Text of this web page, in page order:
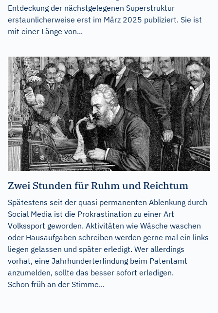
Entdeckung der nächstgelegenen Superstruktur
erstaunlicherweise erst im März 2025 publiziert. Sie ist
mit einer Länge von...
Zwei Stunden für Ruhm und Reichtum
Spätestens seit der quasi permanenten Ablenkung durch
Social Media ist die Prokrastination zu einer Art
Volkssport geworden. Aktivitäten wie Wäsche waschen
oder Hausaufgaben schreiben werden gerne mal ein links
liegen gelassen und später erledigt. Wer allerdings
vorhat, eine Jahrhunderterfindung beim Patentamt
anzumelden, sollte das besser sofort erledigen.
Schon früh an der Stimme...